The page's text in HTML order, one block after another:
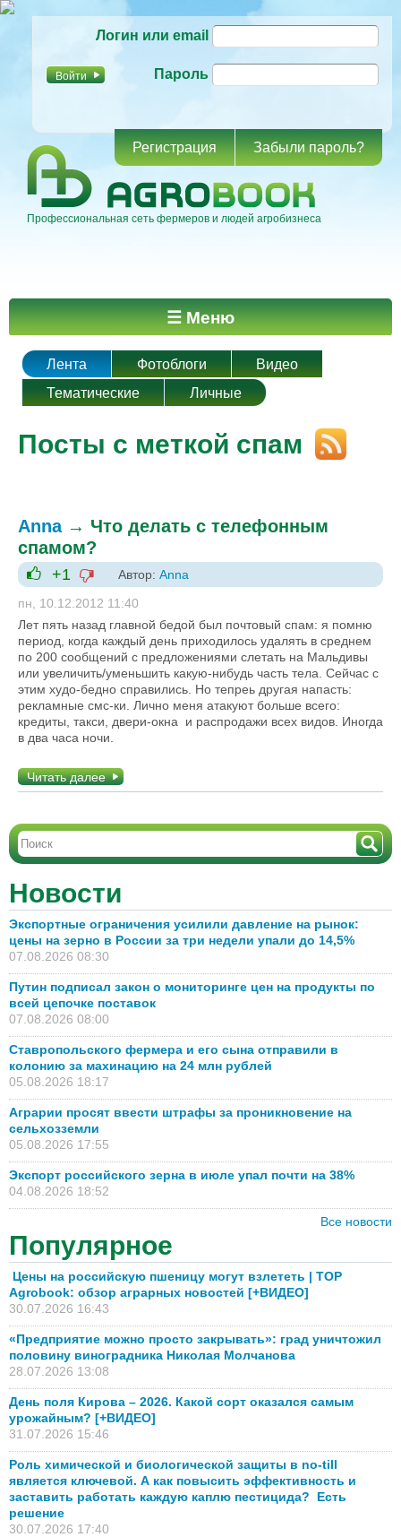
основному
Логин или email
Пароль
Регистрация Забыли пароль?
Профессиональная сеть фермеров и людей агробизнеса
Главное меню ☰ Меню
Лента Фотоблоги
Видео
Тематические
Личные
Посты с меткой спам
Anna→ Что делать с телефонным
спамом?
+1
+1
-1
Автор: Anna
пн, 10.12.2012 11:40
Лет пять назад главной бедой был почтовый спам: я помню
период, когда каждый день приходилось удалять в среднем
по 200 сообщений с предложениями слетать на Мальдивы
или увеличить/уменьшить какую-нибудь часть тела. Сейчас с
этим худо-бедно справились. Но тепреь другая напасть:
рекламные смс-ки. Лично меня атакуют больше всего:
кредиты, такси, двери-окна и распродажи всех видов. Иногда
в два часа ночи.
Читать далее
Новости
Экспортные ограничения усилили давление на рынок:
цены на зерно в России за три недели упали до 14,5%
07.08.2026 08:30
Путин подписал закон о мониторинге цен на продукты по
всей цепочке поставок
07.08.2026 08:00
Ставропольского фермера и его сына отправили в
колонию за махинацию на 24 млн рублей
05.08.2026 18:17
Аграрии просят ввести штрафы за проникновение на
сельхозземли
05.08.2026 17:55
Экспорт российского зерна в июле упал почти на 38%
04.08.2026 18:52
Все новости
Популярное
Цены на российскую пшеницу могут взлететь | TOP
Agrobook: обзор аграрных новостей [+ВИДЕО]
30.07.2026 16:43
«Предприятие можно просто закрывать»: град уничтожил
половину виноградника Николая Молчанова
28.07.2026 13:08
День поля Кирова – 2026. Какой сорт оказался самым
урожайным? [+ВИДЕО]
31.07.2026 15:46
Роль химической и биологической защиты в no-till
является ключевой. А как повысить эффективность и
заставить работать каждую каплю пестицида? Есть
решение
30.07.2026 17:40